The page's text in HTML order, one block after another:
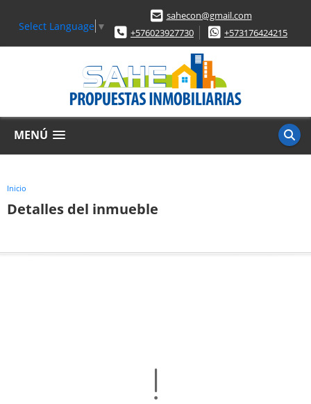
Select Language ▼
sahecon@gmail.com
+576023927730
+573176424215
MENÚ
Inicio
Detalles del inmueble